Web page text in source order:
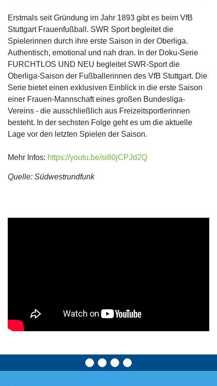
Erstmals seit Gründung im Jahr 1893 gibt es beim VfB
Stuttgart Frauenfußball. SWR Sport begleitet die
Spielerinnen durch ihre erste Saison in der Oberliga.
Authentisch, emotional und nah dran. In der Doku-Serie
FURCHTLOS UND NEU begleitet SWR-Sport die
Oberliga-Saison der Fußballerinnen des VfB Stuttgart. Die
Serie bietet einen exklusiven Einblick in die erste Saison
einer Frauen-Mannschaft eines großen Bundesliga-
Vereins - die ausschließlich aus Freizeitsportlerinnen
besteht. In der sechsten Folge geht es um die aktuelle
Lage vor den letzten Spielen der Saison.
Mehr Infos: https://youtu.be/si80jCPJd2Q
Quelle: Südwestrundfunk